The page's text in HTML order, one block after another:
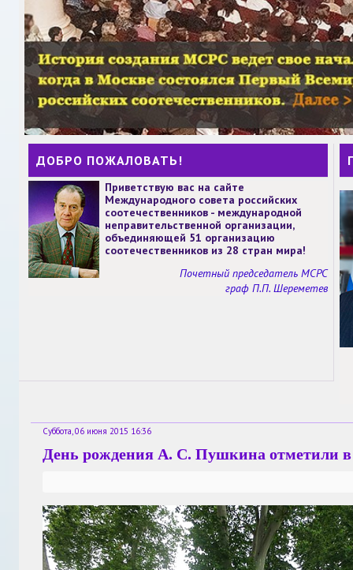
ДОБРО ПОЖАЛОВАТЬ!
Приветствую вас на сайте
Международного совета российских
соотечественников - международной
неправительственной организации,
объединяющей 51 организацию
соотечественников из 28 стран мира!
Почетный председатель МСРС
граф П.П. Шереметев
Суббота, 06 июня 2015 16:36
День рождения А. С. Пушкина отметили